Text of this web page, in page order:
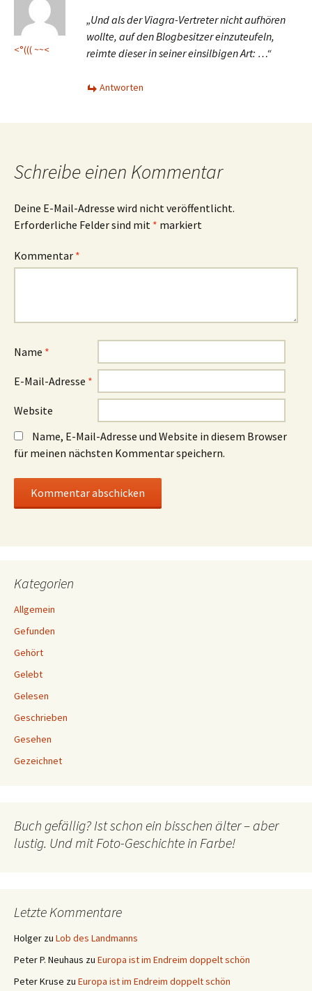
<°((( ~~<
„Und als der Viagra-Vertreter nicht aufhören
wollte, auf den Blogbesitzer einzuteufeln,
reimte dieser in seiner einsilbigen Art: …“
Antworten
Schreibe einen Kommentar
Deine E-Mail-Adresse wird nicht veröffentlicht.
Erforderliche Felder sind mit * markiert
Kommentar *
Name *
E-Mail-Adresse *
Website
Name, E-Mail-Adresse und Website in diesem Browser
für meinen nächsten Kommentar speichern.
Kategorien
Allgemein
Gefunden
Gehört
Gelebt
Gelesen
Geschrieben
Gesehen
Gezeichnet
Buch gefällig? Ist schon ein bisschen älter – aber
lustig. Und mit Foto-Geschichte in Farbe!
Letzte Kommentare
Holger zu Lob des Landmanns
Peter P. Neuhaus zu Europa ist im Endreim doppelt schön
Peter Kruse zu Europa ist im Endreim doppelt schön